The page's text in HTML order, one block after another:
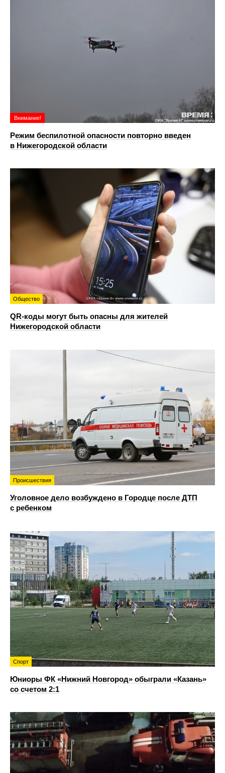
Внимание!
Режим беспилотной опасности повторно введен
в Нижегородской области
Общество
QR-коды могут быть опасны для жителей
Нижегородской области
Происшествия
Уголовное дело возбуждено в Городце после ДТП
с ребенком
Спорт
Юниоры ФК «Нижний Новгород» обыграли «Казань»
со счетом 2:1